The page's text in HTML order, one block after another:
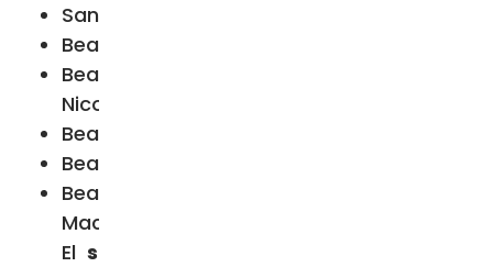
San Pedro, abad
Beato Umberto de Saboya
Beatos Cristóbal Bales, Alejandro Blake y
Nicolás Horner
Beata Plácida (Eulalia) Viel
Beato Juan Antonio Farina
Beatos Miecislao Bohatkiewick, Ladislao
Mackowiak y Estanislao Pyrtek
El santoral católico